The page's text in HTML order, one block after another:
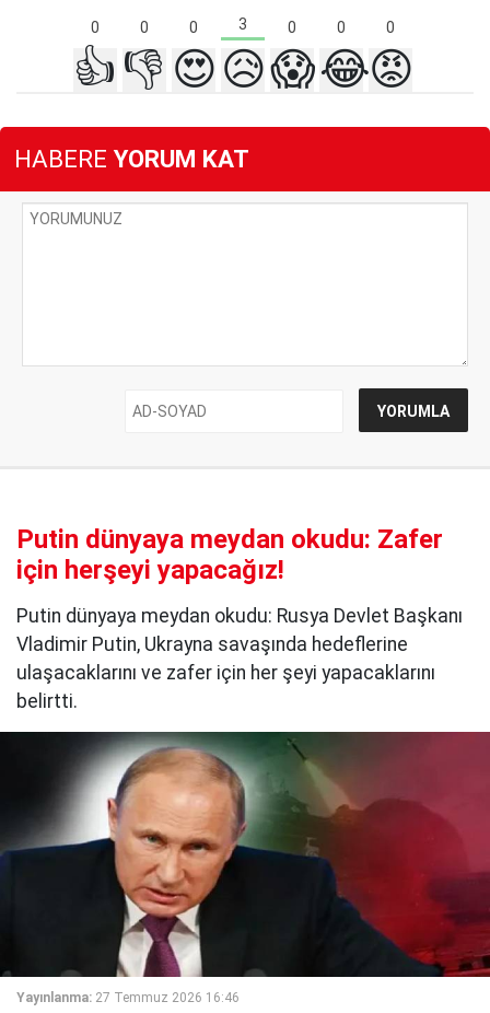
0 0 0 3 0 0 0
👍 👎 😍😥😱😂😡
HABERE YORUM KAT
Putin dünyaya meydan okudu: Zafer
için herşeyi yapacağız!
Putin dünyaya meydan okudu: Rusya Devlet Başkanı
Vladimir Putin, Ukrayna savaşında hedeflerine
ulaşacaklarını ve zafer için her şeyi yapacaklarını
belirtti.
Yayınlanma: 27 Temmuz 2026 16:46